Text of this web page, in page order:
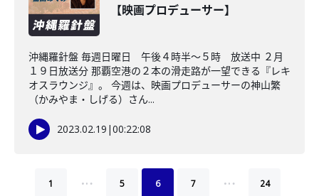
【映画プロデューサー】
沖縄羅針盤 毎週日曜日 午後４時半～５時 放送中 ２月
１９日放送分 那覇空港の２本の滑走路が一望できる『レキ
オスラウンジ』。 今週は、映画プロデューサーの神山繁
（かみやま・しげる）さん...
2023.02.19 |00:22:08
1 … 5 6 7 … 24